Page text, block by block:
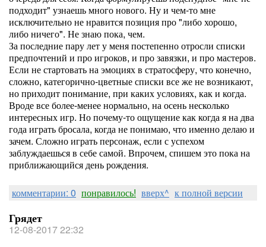
подходит" узнаешь много нового. Ну и чем-то мне
исключительно не нравится позиция про "либо хорошо,
либо ничего". Не знаю пока, чем.
За последние пару лет у меня постепенно отросли списки
предпочтений и про игроков, и про завязки, и про мастеров.
Если не стартовать на эмоциях в стратосферу, что конечно,
сложно, категорично-цветные списки все же не возникают,
но приходит понимание, при каких условиях, как и когда.
Вроде все более-менее нормально, на осень несколько
интересных игр. Но почему-то ощущение как когда я на два
года играть бросала, когда не понимаю, что именно делаю и
зачем. Сложно играть персонаж, если с успехом
заблуждаешься в себе самой. Впрочем, спишем это пока на
приближающийся день рождения.
комментарии: 0 понравилось! вверх^ к полной версии
Грядет
12-08-2017 22:32